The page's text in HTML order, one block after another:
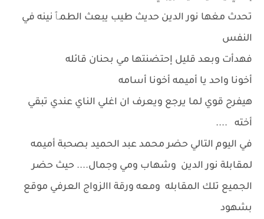
تحدث مغها نور الدين حديث طيب يبعث الطمٱنينه في
النفس
فهدأت وبعد قليل إحتضنتها مي بحنان قائله
أخونا واحد يا أميمه أخونا أسامه
هيفرح قوي لما يرجع ويعرف ان اغلي الناي عندي تبقي
أخته ....
في اليوم التالي حضر محمد عبد الحميد بصحبة أميمه
لمقابلة نور الدين وشهاب ومي وجمال.... حيث حضر
الجميع تلك المقابله ومعه ورقة االزواج العرفي موقع
بشهود